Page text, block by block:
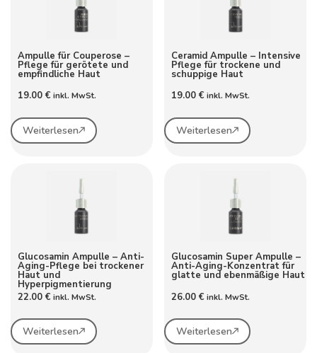
Ampulle für Couperose –
Pflege für gerötete und
empfindliche Haut
19.00 € inkl. MwSt.
Weiterlesen
Ceramid Ampulle – Intensive
Pflege für trockene und
schuppige Haut
19.00€ inkl. MwSt.
Weiterlesen
Glucosamin Ampulle – Anti-
Aging-Pflege bei trockener
Haut und
Hyperpigmentierung
22.00 € inkl. MwSt.
Weiterlesen
Glucosamin Super Ampulle –
Anti-Aging-Konzentrat für
glatte und ebenmäßige Haut
26.00€ inkl. MwSt.
Weiterlesen